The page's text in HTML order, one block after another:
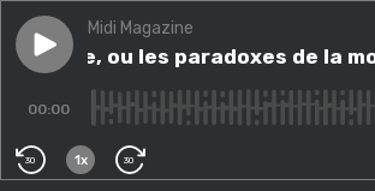
Play episode La mode, ou les paradoxes de
Midi Magazine
La mode, ou les paradoxes de la
00:00
30 1x 30